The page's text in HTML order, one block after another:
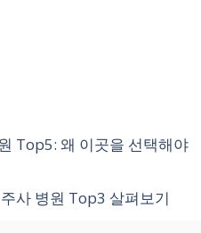
Top5: 왜 이곳을 선택해야
사 병원 Top3 살펴보기